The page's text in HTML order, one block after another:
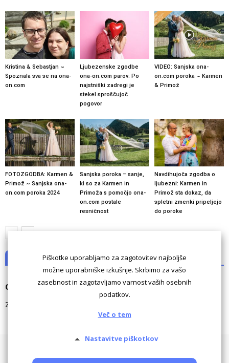
Kristina & Sebastjan ~
Spoznala sva se na ona-
on.com
Ljubezenske zgodbe
ona-on.com parov: Po
najstniški zadregi je
stekel sproščujoč
pogovor
VIDEO: Sanjska ona-
on.com poroka ~ Karmen
& Primož
FOTOZGODBA: Karmen &
Primož ~ Sanjska ona-
on.com poroka 2024
Sanjska poroka – sanje,
ki so za Karmen in
Primoža s pomočjo ona-
on.com postale
resničnost
Navdihujoča zgodba o
ljubezni: Karmen in
Primož sta dokaz, da
spletni zmenki pripeljejo
do poroke
NI KOMENTARJEV
Odgovori
Za komentiranje morate biti
Piškotke uporabljamo za zagotovitev najboljše
možne uporabniške izkušnje. Skrbimo za vašo
zasebnost in zagotavljamo varnost vaših osebnih
podatkov.
Več o tem
Nastavitve piškotkov